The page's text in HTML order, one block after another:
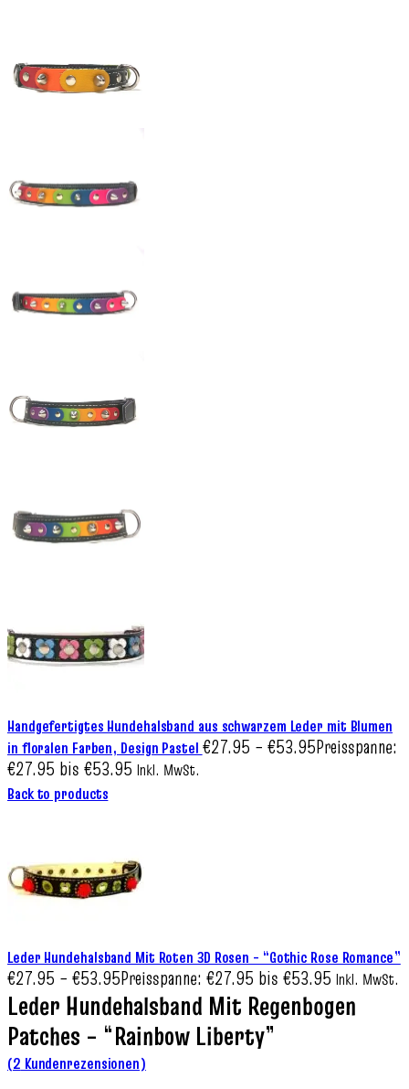
Handgefertigtes Hundehalsband aus schwarzem Leder mit Blumen
in floralen Farben, Design Pastel €27.95 – €53.95Preisspanne:
€27.95 bis €53.95 Inkl. MwSt.
Back to products
Leder Hundehalsband Mit Roten 3D Rosen – “Gothic Rose Romance”
€27.95 – €53.95Preisspanne: €27.95 bis €53.95 Inkl. MwSt.
Leder Hundehalsband Mit Regenbogen
Patches – “Rainbow Liberty”
(2 Kundenrezensionen)